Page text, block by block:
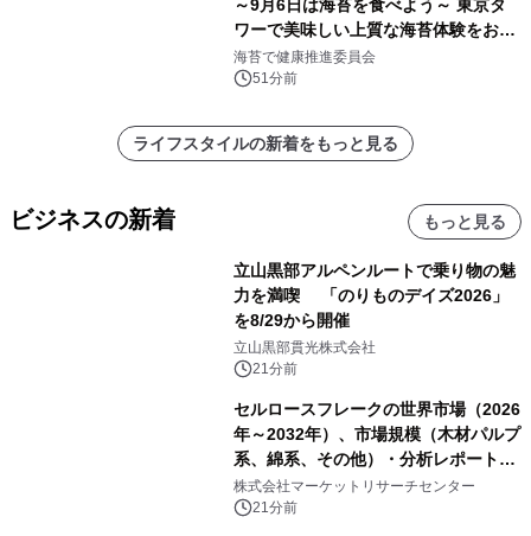
～9月6日は海苔を食べよう～ 東京タ
ワーで美味しい上質な海苔体験をお届
けします！
海苔で健康推進委員会
51分前
ライフスタイルの新着をもっと見る
ビジネスの新着 もっと見る
立山黒部アルペンルートで乗り物の魅
力を満喫 「のりものデイズ2026」
を8/29から開催
立山黒部貫光株式会社
21分前
セルロースフレークの世界市場（2026
年～2032年）、市場規模（木材パルプ
系、綿系、その他）・分析レポートを
発表
株式会社マーケットリサーチセンター
21分前